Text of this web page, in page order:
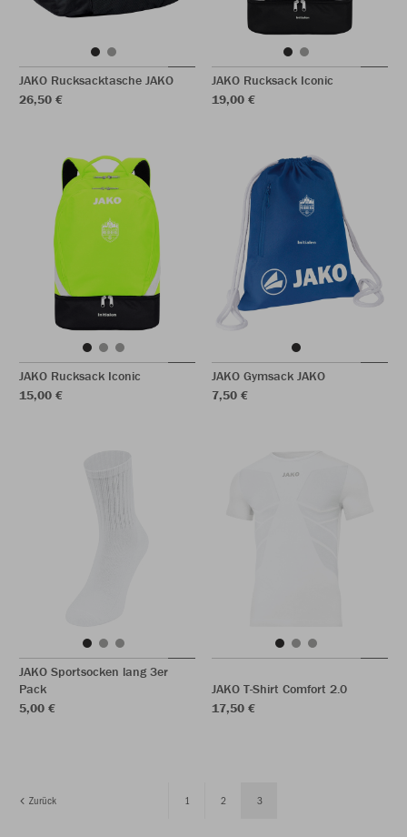
JAKO Rucksacktasche JAKO
26,50 €
JAKO Rucksack Iconic
19,00 €
JAKO Rucksack Iconic
15,00 €
JAKO Gymsack JAKO
7,50 €
JAKO Sportsocken lang 3er
Pack
5,00 €
JAKO T-Shirt Comfort 2.0
17,50 €
Zurück 1 2 3